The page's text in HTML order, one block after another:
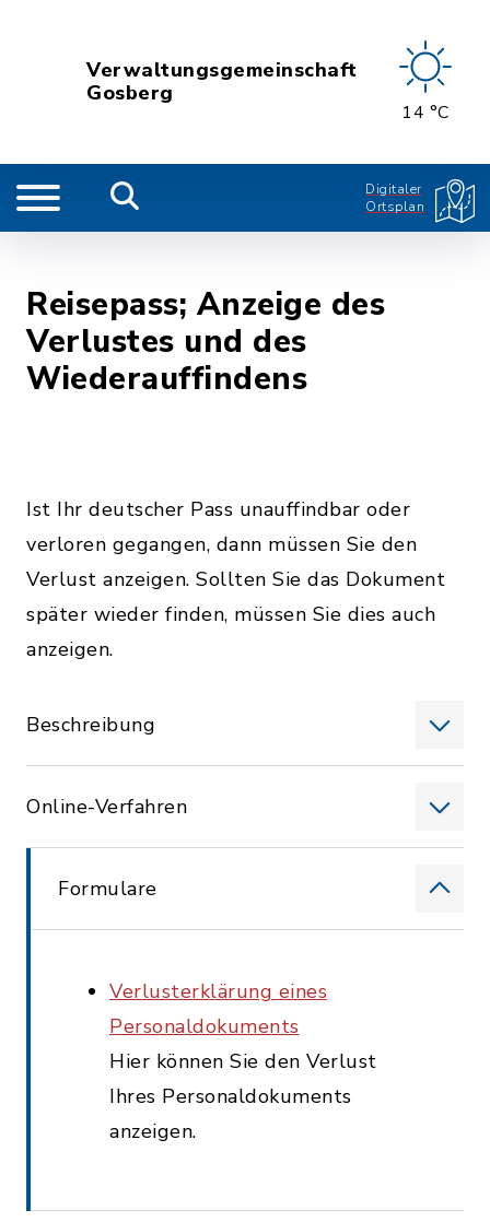
Verwaltungsgemeinschaft
Gosberg
14 °C
Digitaler
Ortsplan
Reisepass; Anzeige des
Verlustes und des
Wiederauffindens
Ist Ihr deutscher Pass unauffindbar oder
verloren gegangen, dann müssen Sie den
Verlust anzeigen. Sollten Sie das Dokument
später wieder finden, müssen Sie dies auch
anzeigen.
Beschreibung
Online-Verfahren
Formulare
Verlusterklärung eines
Personaldokuments
Hier können Sie den Verlust
Ihres Personaldokuments
anzeigen.